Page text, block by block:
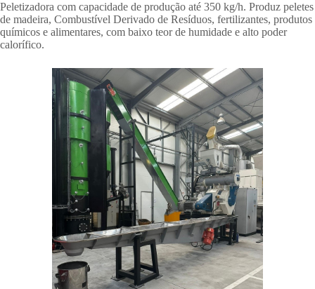
Peletizadora com capacidade de produção até 350 kg/h. Produz peletes
de madeira, Combustível Derivado de Resíduos, fertilizantes, produtos
químicos e alimentares, com baixo teor de humidade e alto poder
calorífico.